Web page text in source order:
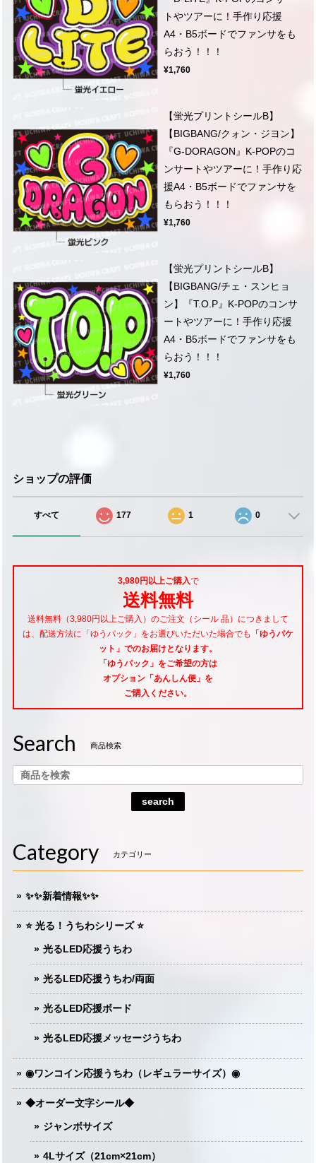
トやツアーに！手作り応援
A4・B5ボードでファンサをも
らおう！！！
¥1,760
【蛍光プリントシールB】
【BIGBANG/クォン・ジヨン】
『G-DORAGON』K-POPのコ
ンサートやツアーに！手作り応
援A4・B5ボードでファンサを
もらおう！！！
¥1,760
【蛍光プリントシールB】
【BIGBANG/チェ・スンヒョ
ン】『T.O.P』K-POPのコンサ
ートやツアーに！手作り応援
A4・B5ボードでファンサをも
らおう！！！
¥1,760
ショップの評価
すべて 177 1 0
3,980円以上ご購入で
送料無料
送料無料（3,980円以上ご購入）のご注文（シール 品）につきまして
は、配送方法に「ゆうパック」をお選びいただいた場合でも
「ゆうパケ
ット」でのお届けとなります。
「ゆうパック」をご希望の方は
オプション「あんしん便」 を
ご購入ください。
Search 商品検索
search
Category カテゴリー
✨✨新着情報✨✨
⭐️ 光る！うちわシリーズ ⭐️
光るLED応援うちわ
光るLED応援うちわ/両面
光るLED応援ボード
光るLED応援メッセージうちわ
◉ワンコイン応援うちわ（レギュラーサイズ）◉
◆オーダー文字シール◆
ジャンボサイズ
4Lサイズ（21cm×21cm）